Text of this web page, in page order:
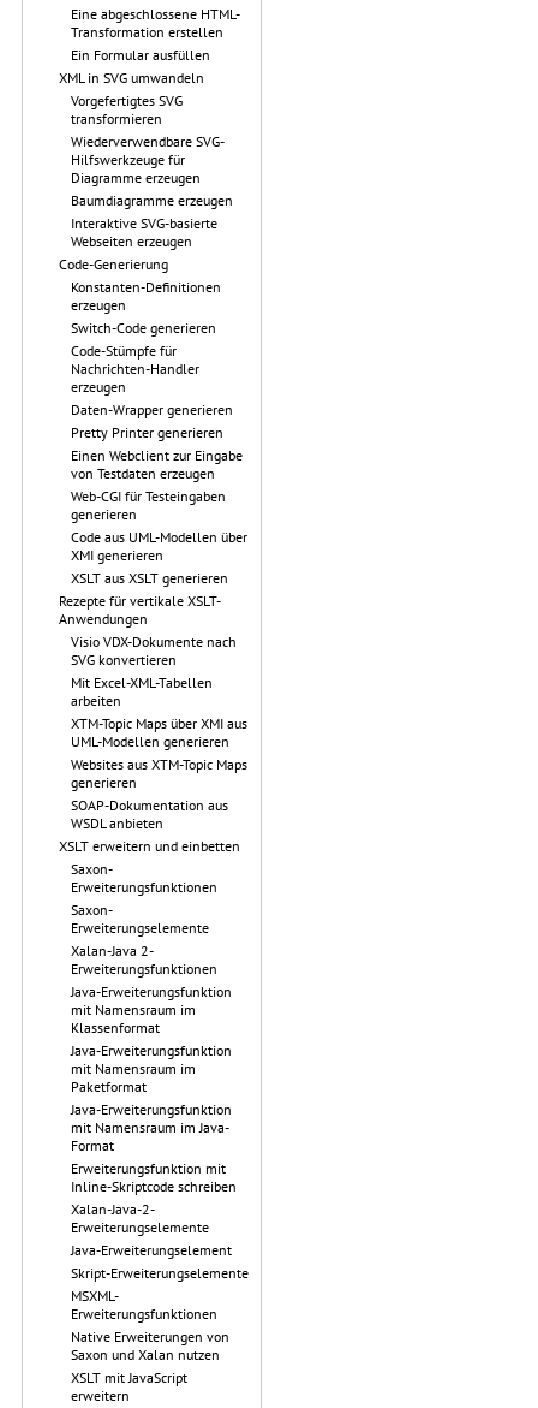
Eine abgeschlossene HTML-
Transformation erstellen
Ein Formular ausfüllen
XML in SVG umwandeln
Vorgefertigtes SVG
transformieren
Wiederverwendbare SVG-
Hilfswerkzeuge für
Diagramme erzeugen
Baumdiagramme erzeugen
Interaktive SVG-basierte
Webseiten erzeugen
Code-Generierung
Konstanten-Definitionen
erzeugen
Switch-Code generieren
Code-Stümpfe für
Nachrichten-Handler
erzeugen
Daten-Wrapper generieren
Pretty Printer generieren
Einen Webclient zur Eingabe
von Testdaten erzeugen
Web-CGI für Testeingaben
generieren
Code aus UML-Modellen über
XMI generieren
XSLT aus XSLT generieren
Rezepte für vertikale XSLT-
Anwendungen
Visio VDX-Dokumente nach
SVG konvertieren
Mit Excel-XML-Tabellen
arbeiten
XTM-Topic Maps über XMI aus
UML-Modellen generieren
Websites aus XTM-Topic Maps
generieren
SOAP-Dokumentation aus
WSDL anbieten
XSLT erweitern und einbetten
Saxon-
Erweiterungsfunktionen
Saxon-
Erweiterungselemente
Xalan-Java 2-
Erweiterungsfunktionen
Java-Erweiterungsfunktion
mit Namensraum im
Klassenformat
Java-Erweiterungsfunktion
mit Namensraum im
Paketformat
Java-Erweiterungsfunktion
mit Namensraum im Java-
Format
Erweiterungsfunktion mit
Inline-Skriptcode schreiben
Xalan-Java-2-
Erweiterungselemente
Java-Erweiterungselement
Skript-Erweiterungselemente
MSXML-
Erweiterungsfunktionen
Native Erweiterungen von
Saxon und Xalan nutzen
XSLT mit JavaScript
erweitern